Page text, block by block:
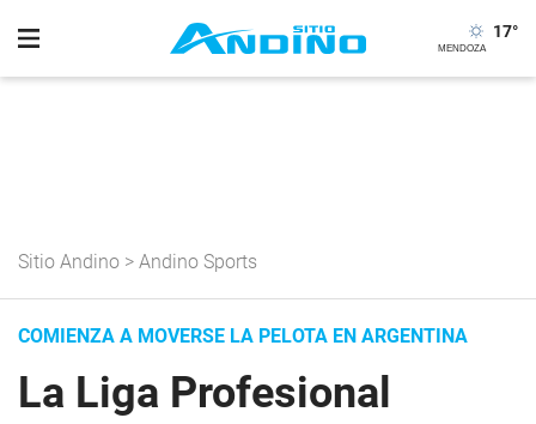
17°
Sitio Andino > Andino Sports
COMIENZA A MOVERSE LA PELOTA EN ARGENTINA
La Liga Profesional